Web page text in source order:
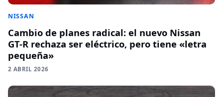
NISSAN
Cambio de planes radical: el nuevo Nissan
GT-R rechaza ser eléctrico, pero tiene «letra
pequeña»
2 ABRIL 2026